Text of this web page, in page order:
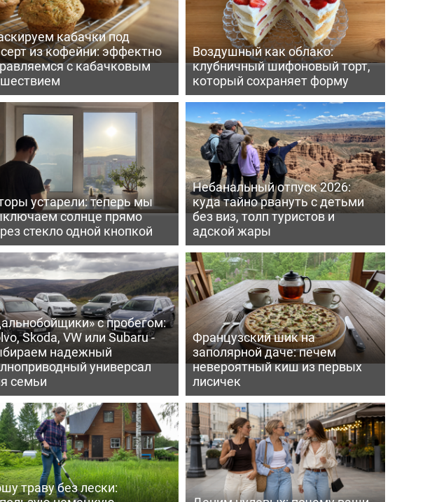
кабачки под
из кофейни: эффектно
с кабачковым
Воздушный как облако:
клубничный шифоновый торт,
который сохраняет форму
устарели: теперь мы
солнце прямо
стекло одной кнопкой
Небанальный отпуск 2026:
куда тайно рвануть с детьми
без виз, толп туристов и
адской жары
с пробегом:
Skoda, VW или Subaru -
надежный
универсал
семьи
Французский шик на
заполярной даче: печем
невероятный киш из первых
лисичек
траву без лески: